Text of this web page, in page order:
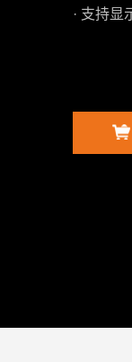
· 支持显